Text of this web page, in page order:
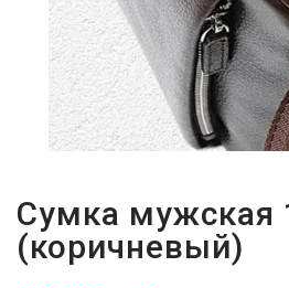
Сумка мужская
(коричневый)